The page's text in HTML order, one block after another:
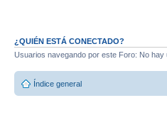
¿QUIÉN ESTÁ CONECTADO?
Usuarios navegando por este Foro: No
Índice general